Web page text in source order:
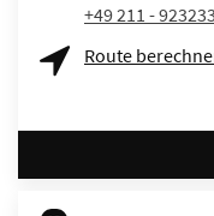
+49 211 -
Route